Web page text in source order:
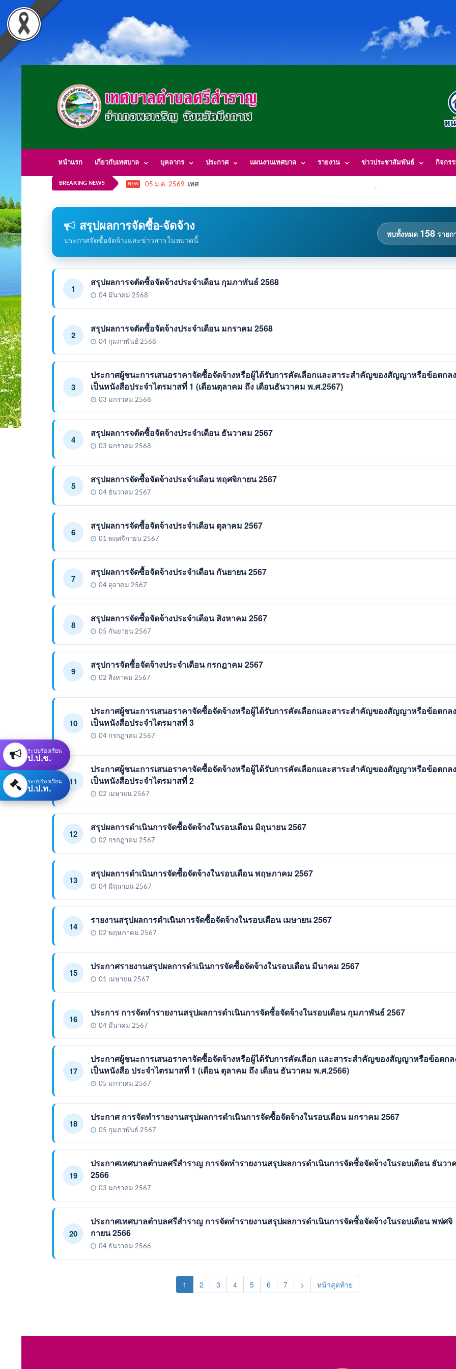
หน้าแรก เกี่ยวกับเทศบาล บุคลากร ประกาศ แผนงานเทศบาล รายงาน ข่าวประชาสัมพันธ์ กิจกรร
BREAKING NEWS NEW 05 ม.ค. 2569 เทศบาลตำบลศรีสำราญ อำเภอพรเจริญ จังหวัดบึงกาฬ สอบถามข้อมูลโทร 084-4184446 E-
สรุปผลการจัดซื้อ-จัดจ้าง
ประกาศจัดซื้อจัดจ้างและข่าวสารในหมวดนี้
พบทั้งหมด 158รายก
1
สรุปผลการจตัดซื้อจัดจ้างประจำเดือน กุมภาพันธ์ 2568
04 มีนาคม 2568
2
สรุปผลการจตัดซื้อจัดจ้างประจำเดือน มกราคม 2568
04 กุมภาพันธ์ 2568
3
ประกาศผู้ชนะการเสนอราคาจัดซื้อจัดจ้างหรือผู้ได้รับการคัดเลือกและสาระสำคัญของสัญญาหรือข้อตกลง
เป็นหนังสือประจำไตรมาสที่ 1 (เดือนตุลาคม ถึง เดือนธันวาคม พ.ศ.2567)
03 มกราคม 2568
4
สรุปผลการจตัดซื้อจัดจ้างประจำเดือน ธันวาคม 2567
03 มกราคม 2568
5
สรุปผลการจัดซื้อจัดจ้างประจำเดือน พฤศจิกายน 2567
04 ธันวาคม 2567
6
สรุปผลการจัดซื้อจัดจ้างประจำเดือน ตุลาคม 2567
01 พฤศจิกายน 2567
7
สรุปผลการจัดซื้อจัดจ้างประจำเดือน กันยายน 2567
04 ตุลาคม 2567
8
สรุปผลการจัดซื้อจัดจ้างประจำเดือน สิงหาคม 2567
05 กันยายน 2567
9
สรุปการจัดซื้อจัดจ้างประจำเดือน กรกฎาคม 2567
02 สิงหาคม 2567
10
ประกาศผู้ชนะการเสนอราคาจัดซื้อจัดจ้างหรือผู้ได้รับการคัดเลือกและสาระสำคัญของสัญญาหรือข้อตกลง
เป็นหนังสือประจำไตรมาสที่ 3
04 กรกฎาคม 2567
11
ประกาศผู้ชนะการเสนอราคาจัดซื้อจัดจ้างหรือผู้ได้รับการคัดเลือกและสาระสำคัญของสัญญาหรือข้อตกลง
เป็นหนังสือประจำไตรมาสที่ 2
02 เมษายน 2567
12
สรุปผลการดำเนินการจัดซื้อจัดจ้างในรอบเดือน มิถุนายน 2567
02 กรกฎาคม 2567
13
สรุปผลการดำเนินการจัดซื้อจัดจ้างในรอบเดือน พฤษภาคม 2567
04 มิถุนายน 2567
14
รายงานสรุปผลการดำเนินการจัดซื้อจัดจ้างในรอบเดือน เมษายน 2567
02 พฤษภาคม 2567
15
ประกาศรายงานสรุปผลการดำเนินการจัดซื้อจัดจ้างในรอบเดือน มีนาคม 2567
01 เมษายน 2567
16
ประการ การจัดทำรายงานสรุปผลการดำเนินการจัดซื้อจัดจ้างในรอบเดือน กุมภาพันธ์ 2567
04 มีนาคม 2567
17
ประกาศผู้ชนะการเสนอราคาจัดซื้อจัดจ้างหรือผู้ได้รับการคัดเลือก และสาระสำคัญของสัญญาหรือข้อตกล
เป็นหนังสือ ประจำไตรมาสที่ 1 (เดือน ตุลาคม ถึง เดือน ธันวาคม พ.ศ.2566)
05 มกราคม 2567
18
ประกาศ การจัดทำรายงานสรุปผลการดำเนินการจัดซื้อจัดจ้างในรอบเดือน มกราคม 2567
05 กุมภาพันธ์ 2567
19
ประกาศเทศบาลตำบลศรีสำราญ การจัดทำรายงานสรุปผลการดำเนินการจัดซื้อจัดจ้างในรอบเดือน ธันวา
2566
03 มกราคม 2567
20
ประกาศเทศบาลตำบลศรีสำราญ การจัดทำรายงานสรุปผลการดำเนินการจัดซื้อจัดจ้างในรอบเดือน พฟศจิ
กายน 2566
04 ธันวาคม 2566
1 (current)
2 3 4 5 6 7 > หน้าสุดท้าย
ระบบร้องเรียน
ป.ป.ช.
ระบบร้องเรียน
ป.ป.ท.